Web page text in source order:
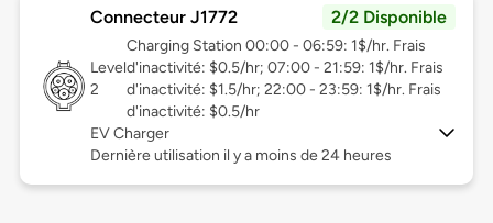
Connecteur J1772 2/2 Disponible
Level
2
Charging Station 00:00 - 06:59: 1$/hr. Frais
d'inactivité: $0.5/hr; 07:00 - 21:59: 1$/hr. Frais
d'inactivité: $1.5/hr; 22:00 - 23:59: 1$/hr. Frais
d'inactivité: $0.5/hr
EV Charger
Dernière utilisation il y a moins de 24 heures